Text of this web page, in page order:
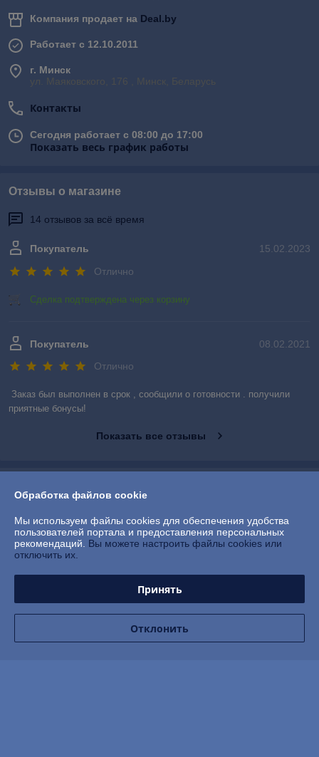
Компания продает на Deal.by
Работает с 12.10.2011
г. Минск
ул. Маяковского, 176 , Минск, Беларусь
Контакты
Сегодня работает с 08:00 до 17:00
Показать весь график работы
Отзывы о магазине
14 отзывов за всё время
15.02.2023
Покупатель
Отлично
Сделка подтверждена через корзину
08.02.2021
Покупатель
Отлично
Заказ был выполнен в срок , сообщили о готовности . получили
приятные бонусы!
Показать все отзывы
Контакты
Доставка и оплата
Полная версия сайта
Обработка файлов cookie
Мы используем файлы cookies для обеспечения удобства
пользователей портала и предоставления персональных
рекомендаций. Вы можете настроить файлы cookies или
отключить их.
Принять
Отклонить